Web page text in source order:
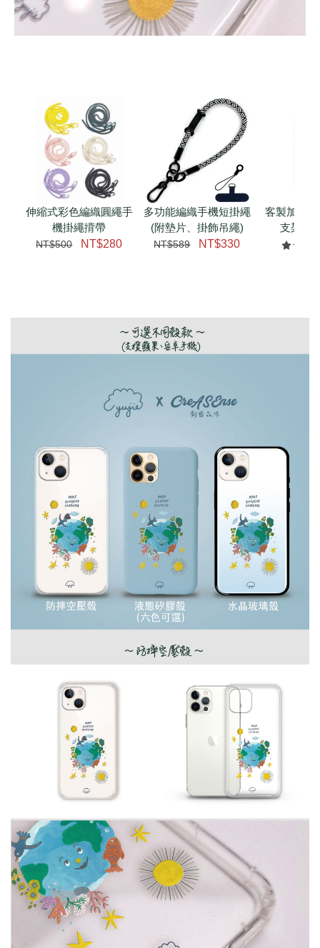
伸縮式彩色編織圓繩手
機掛繩揹帶
NT$500 NT$280
多功能編織手機短掛繩
(附墊片、掛飾吊繩)
NT$589 NT$330
客製加購
支架 腕